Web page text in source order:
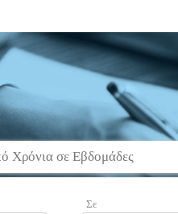
Χρόνια σε Εβδομάδες
Σε